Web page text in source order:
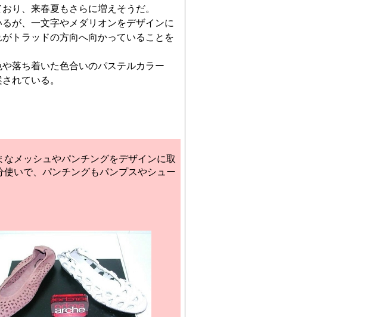
り、来春夏もさらに増えそうだ。
が、一文字やメダリオンをデザインに
トラッドの方向へ向かっていることを
落ち着いた色合いのパステルカラー
れている。
メッシュやパンチングをデザインに取
いで、パンチングもパンプスやシュー